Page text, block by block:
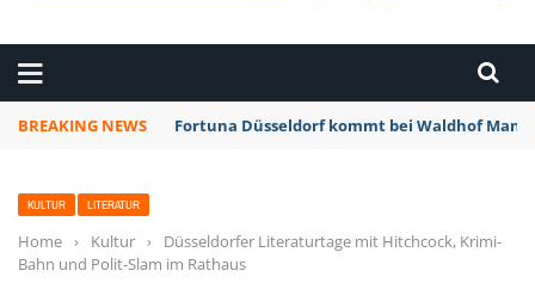
BREAKING NEWS Fortuna Düsseldorf kommt bei Waldhof
KULTUR LITERATUR
Home › Kultur ›
Düsseldorfer Literaturtage mit Hitchcock, Krimi-
Bahn und Polit-Slam im Rathaus